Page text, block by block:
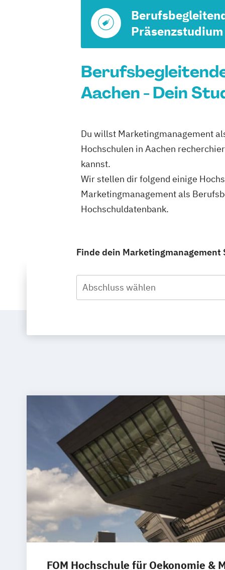
Präsenzstudium
Aachen - Dein
Du willst Marketingmanagement
Hochschulen in Aachen
kannst.
Wir stellen dir folgend einige
Marketingmanagement als
Hochschuldatenbank.
Finde dein
Abschluss wählen
FOM Hochschule für Oekonomie &